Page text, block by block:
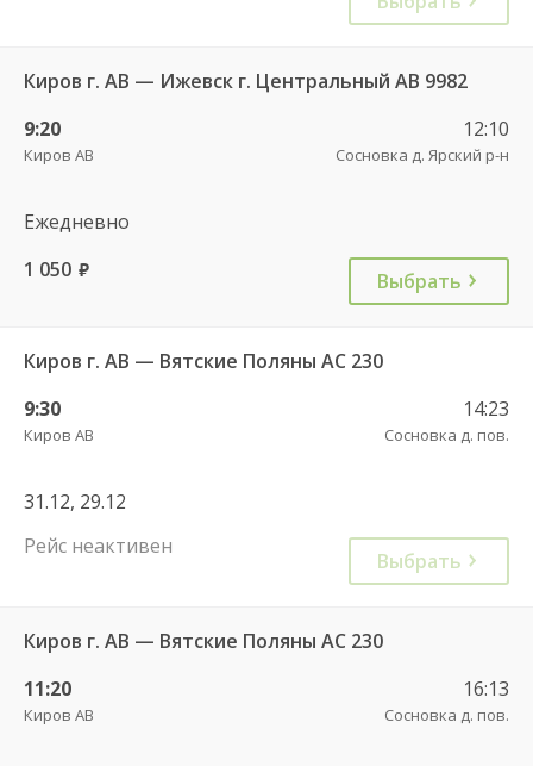
Киров г. АВ — Ижевск г. Центральный АВ 9982
9:20
Киров АВ
12:10
Сосновка д. Ярский р-н
Ежедневно
1 050 руб. Выбрать
Киров г. АВ — Вятские Поляны АС 230
9:30
Киров АВ
14:23
Сосновка д. пов.
31.12, 29.12
Рейс неактивен
Выбрать
Киров г. АВ — Вятские Поляны АС 230
11:20
Киров АВ
16:13
Сосновка д. пов.